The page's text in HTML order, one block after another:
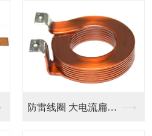
绕线片式功率电感--...